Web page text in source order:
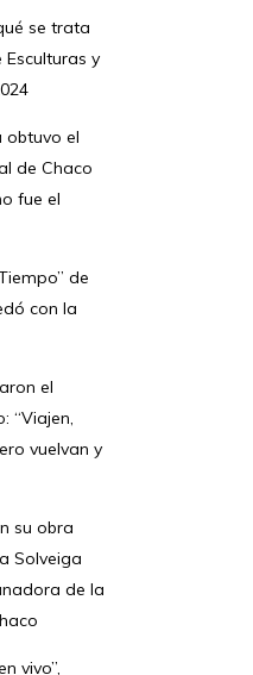
se trata
y
obtuvo el
de Chaco
fue el
de
con la
el
“Viajen,
vuelvan y
su obra
Solveiga
de la
vivo”,